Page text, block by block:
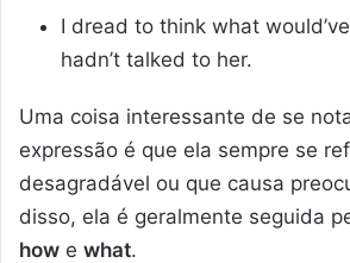
I dread to think what
hadn’t talked to her.
Uma coisa interessante de se
expressão é que ela sempre se
desagradável ou que causa
disso, ela é geralmente seguida
how e what.